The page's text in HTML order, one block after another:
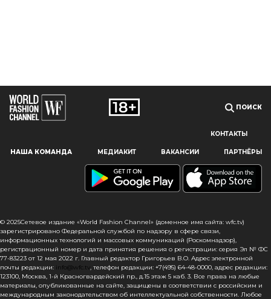
Наш сайт использует файлы cookie и похожие технологии,
пользователям, предоставляя персонализированную
информацию, запоминая предпочтения в области
сайта, вы подтверждаете свое согласие на использование
файлов cookie в соответствии с настоящим уведомлением
в отношении данного типа файлов. Если вы не согласны
с тем, чтобы мы использовали данный тип файлов,
то вы должны соответствующим образом установить
настройки вашего браузера или не использовать сайт wfc.tv
ПОИСК
КОНТАКТЫ
НАША КОМАНДА МЕДИАКИТ ВАКАНСИИ ПАРТНЁРЫ
© 2025Сетевое издание «World Fashion Channel» (доменное имя сайта: wfc.tv)
зарегистрировано Федеральной службой по надзору в сфере связи,
информационных технологий и массовых коммуникаций (Роскомнадзор),
регистрационный номер и дата принятия решения о регистрации: серия Эл № ФС
77-83223 от 12 мая 2022 г. Главный редактор Григорьев В.О. Адрес электронной
почты редакции: info@wfc.tv
, телефон редакции: +7(495) 64-48-0000, адрес редакции:
123100, Москва, 1-й Красногвардейский пр., д.15 этаж 5 каб. 3. Все права на любые
материалы, опубликованные на сайте, защищены в соответствии с российским и
международным законодательством об интеллектуальной собственности. Любое